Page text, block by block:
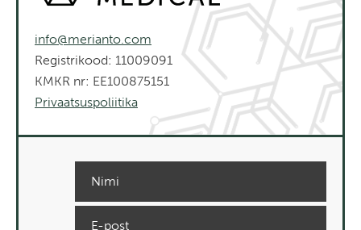
info@merianto.com
Registrikood: 11009091
KMKR nr: EE100875151
Privaatsuspoliitika